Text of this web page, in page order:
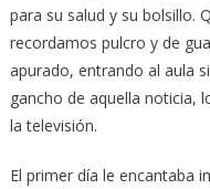
para su salud y su bolsillo.
recordamos pulcro y de
apurado, entrando al aula
gancho de aquella noticia,
la televisión.
El primer día le encantaba